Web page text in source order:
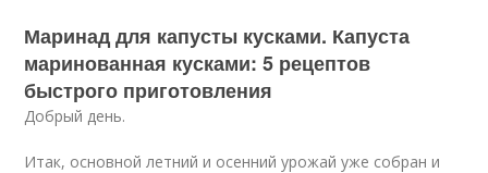
Маринад для капусты кусками. Капуста
маринованная кусками: 5 рецептов
быстрого приготовления
Добрый день.
Итак, основной летний и осенний урожай уже собран и